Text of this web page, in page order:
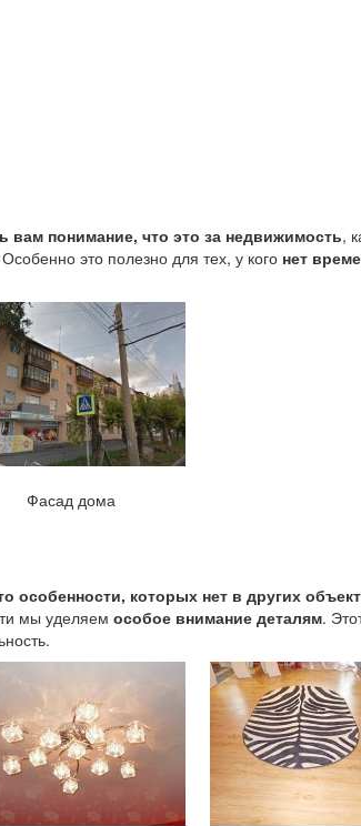
вам понимание, что это за недвижимость,
это полезно для тех, у кого нет
Фасад дома
особенности, которых нет в других
мы уделяем особое внимание деталям.